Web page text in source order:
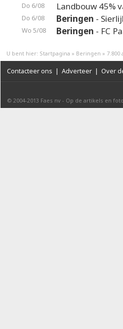
Do 6/08 Landbouw 45%
Do 6/08 Beringen -
Wo 5/08 Beringen - FC
U bent hier: Startpagina » Beringen »
Contacteer ons | Adverteer | Over
© 2004-2013 Faes nv - Op de artikels en